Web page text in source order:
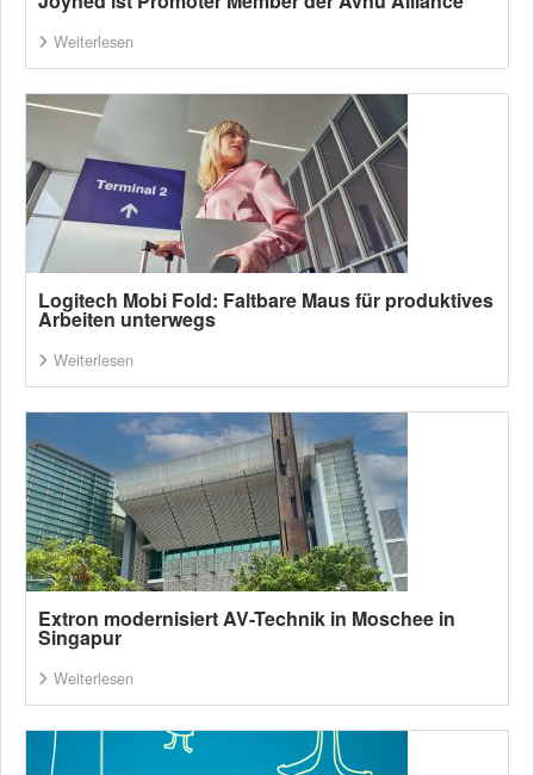
Weiterlesen
Logitech Mobi Fold: Faltbare Maus für produktives
Arbeiten unterwegs
Weiterlesen
Extron modernisiert AV-Technik in Moschee in
Singapur
Weiterlesen